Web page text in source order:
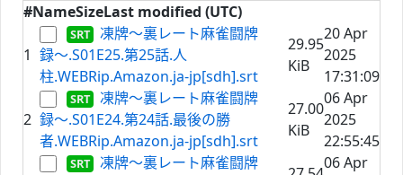
#NameSizeLast modified (UTC)
1
凍牌〜裏レート麻雀闘牌
録〜.S01E25.第25話.人
柱.WEBRip.Amazon.ja-jp[sdh].srt
29.95
KiB
20 Apr
2025
17:31:09
2
凍牌〜裏レート麻雀闘牌
録〜.S01E24.第24話.最後の勝
者.WEBRip.Amazon.ja-jp[sdh].srt
27.00
KiB
06 Apr
2025
22:55:45
凍牌〜裏レート麻雀闘牌
06 Apr